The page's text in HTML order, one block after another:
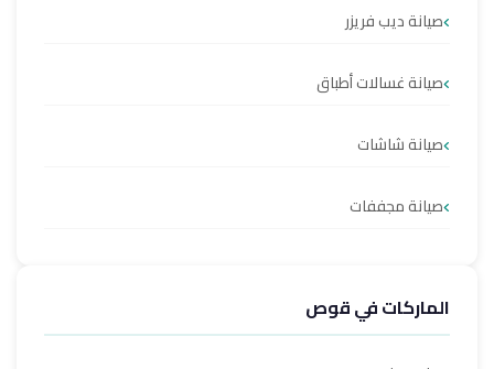
صيانة ديب فريزر
صيانة غسالات أطباق
صيانة شاشات
صيانة مجففات
الماركات في قوص